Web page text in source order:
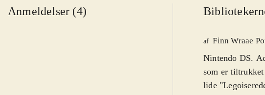
Anmeldelser (4)
af Finn Wraae
Nintendo DS.
som er tiltrukket
lide